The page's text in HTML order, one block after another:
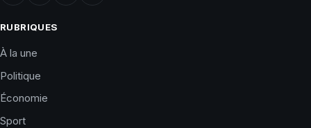
RUBRIQUES
À la une
Politique
Économie
Sport